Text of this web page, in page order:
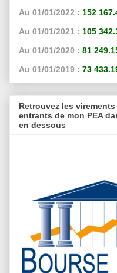
Au 01/01/2022 : 152
Au 01/01/2021 : 105
Au 01/01/2020 : 81
Au 01/01/2019 : 73
Retrouvez les
entrants de mon PEA
en dessous